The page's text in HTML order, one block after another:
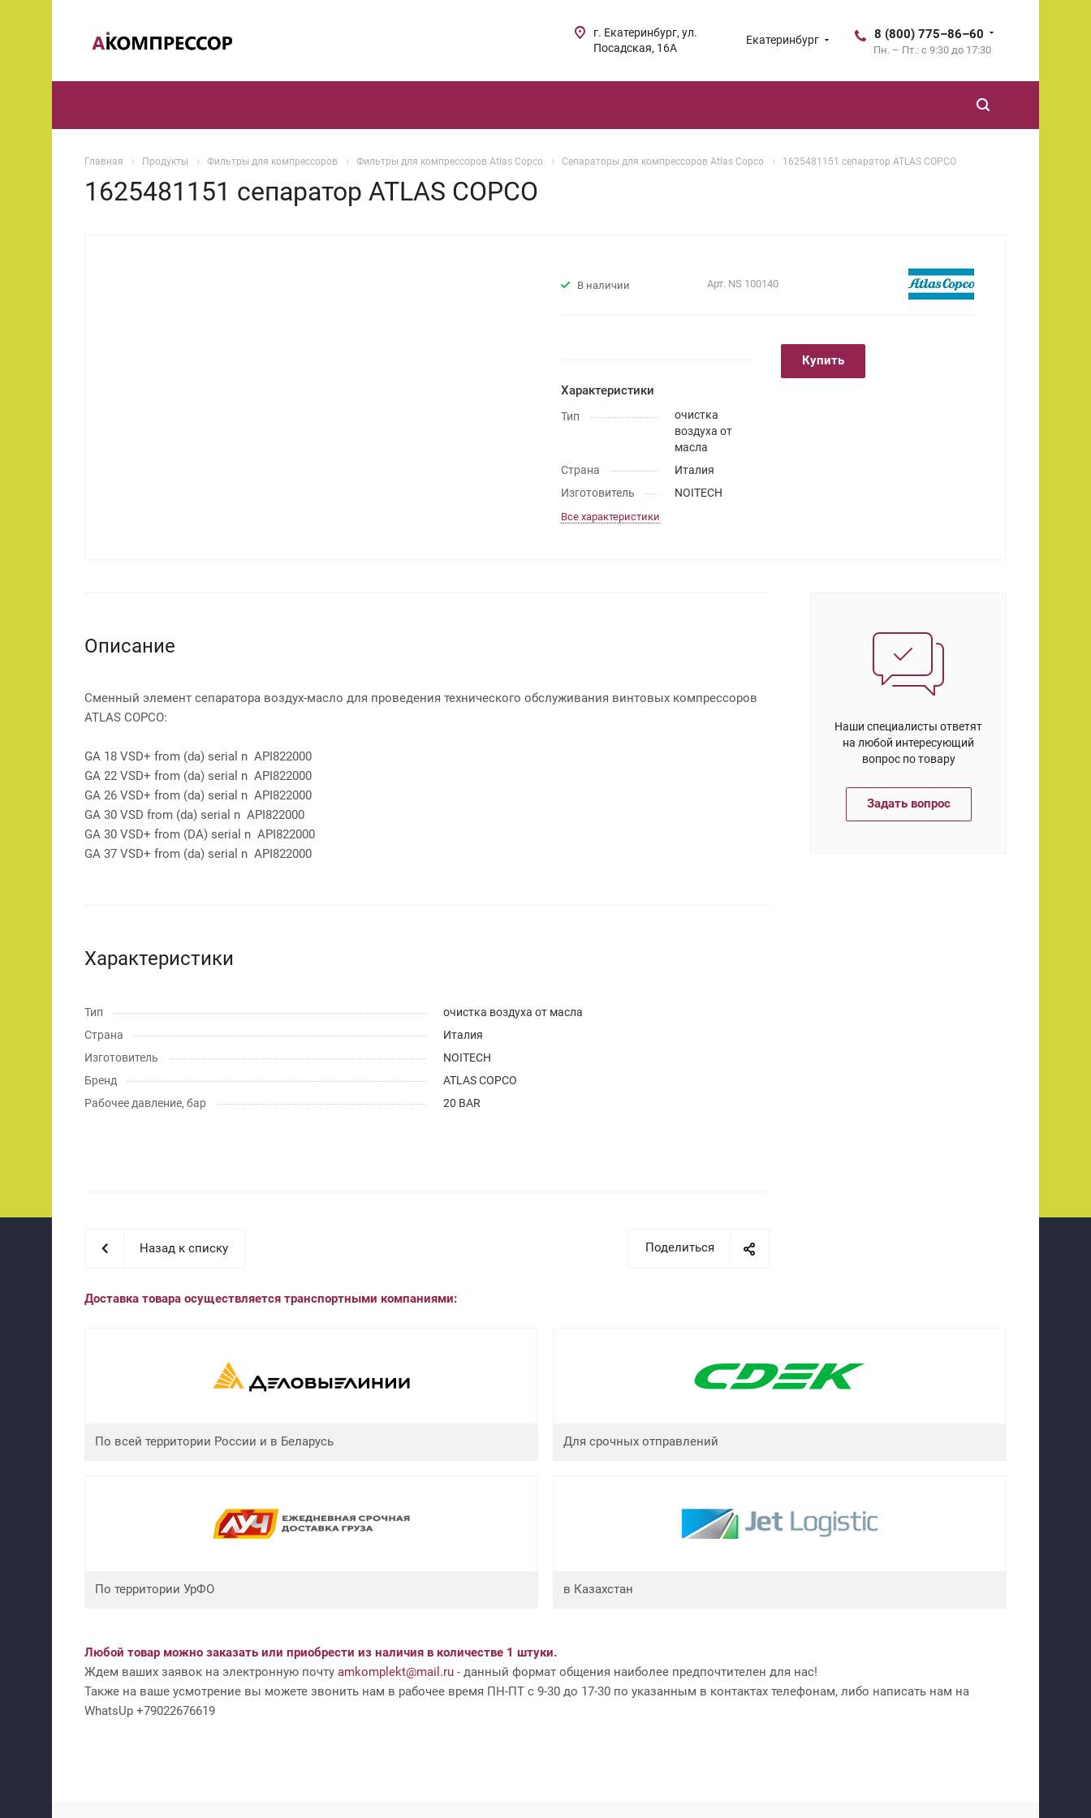
Екатеринбург 8 (800) 775–86–60
Пн. – Пт.: с 9:30 до 17:30
г. Екатеринбург, ул.
Посадская, 16А
Главная Продукты Фильтры для компрессоров Фильтры для компрессоров Atlas Copco Сепараторы для компрессоров Atlas Copco 1625481151 сепаратор ATLAS COPCO
1625481151 сепаратор ATLAS COPCO
В наличии Арт. NS 100140
Характеристики
Тип
очистка
воздуха от
масла
Страна
Италия
Изготовитель
NOITECH
Все характеристики
Купить
Описание
Сменный элемент сепаратора воздух-масло для проведения технического обслуживания винтовых компрессоров
ATLAS COPCO:
GA 18 VSD+ from (da) serial n API822000
GA 22 VSD+ from (da) serial n API822000
GA 26 VSD+ from (da) serial n API822000
GA 30 VSD from (da) serial n API822000
GA 30 VSD+ from (DA) serial n API822000
GA 37 VSD+ from (da) serial n API822000
Характеристики
Тип
очистка воздуха от масла
Страна
Италия
Изготовитель
NOITECH
Бренд
ATLAS COPCO
Рабочее давление, бар
20 BAR
Наши специалисты ответят
на любой интересующий
вопрос по товару
Задать вопрос
Поделиться
Назад к списку
Доставка товара осуществляется транспортными компаниями:
По всей территории России и в Беларусь Для срочных отправлений
По территории УрФО в Казахстан
Любой товар можно заказать или приобрести из наличия в количестве 1 штуки.
Ждем ваших заявок на электронную почту amkomplekt@mail.ru - данный формат общения наиболее предпочтителен для нас!
Также на ваше усмотрение вы можете звонить нам в рабочее время ПН-ПТ с 9-30 до 17-30 по указанным в контактах телефонам, либо написать нам на
WhatsUp +79022676619